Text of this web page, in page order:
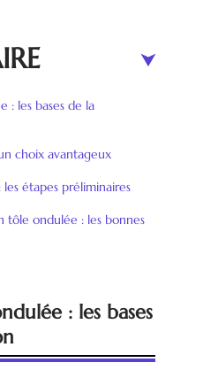
: les bases de la
choix avantageux
étapes préliminaires
tôle ondulée : les bonnes
: les bases